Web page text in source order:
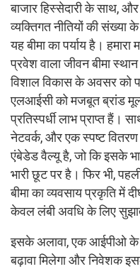
बाजार हिस्सेदारी के साथ,
व्यक्तिगत नीतियों की संख्या
यह बीमा का पर्याय है।
प्रवेश वाला जीवन बीमा
विशाल विकास के अवसर को
एलआईसी को मजबूत ब्रांड
प्रतिस्पर्धी लाभ प्राप्त हैं।
नेटवर्क, और एक स्पष्ट
एंबेडेड वैल्यू है, जो कि इसके
भारी छूट पर है। फिर भी,
बीमा का व्यवसाय प्रकृति में
केवल लंबी अवधि के लिए
इसके अलावा, एक आईपीओ के
बढ़ावा मिलेगा और निवेशक